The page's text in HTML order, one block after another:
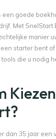
een goede
Met SnelStart
manier
starter bent
die u nodig
dan 35 jaar een